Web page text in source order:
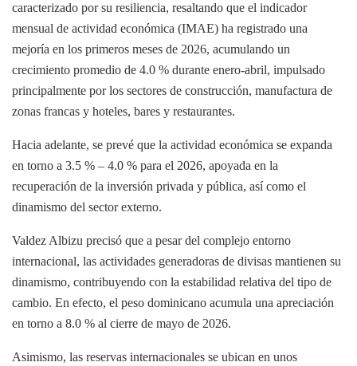
caracterizado por su resiliencia, resaltando que el indicador
mensual de actividad económica (IMAE) ha registrado una
mejoría en los primeros meses de 2026, acumulando un
crecimiento promedio de 4.0 % durante enero-abril, impulsado
principalmente por los sectores de construcción, manufactura de
zonas francas y hoteles, bares y restaurantes.
Hacia adelante, se prevé que la actividad económica se expanda
en torno a 3.5 % – 4.0 % para el 2026, apoyada en la
recuperación de la inversión privada y pública, así como el
dinamismo del sector externo.
Valdez Albizu precisó que a pesar del complejo entorno
internacional, las actividades generadoras de divisas mantienen su
dinamismo, contribuyendo con la estabilidad relativa del tipo de
cambio. En efecto, el peso dominicano acumula una apreciación
en torno a 8.0 % al cierre de mayo de 2026.
Asimismo, las reservas internacionales se ubican en unos